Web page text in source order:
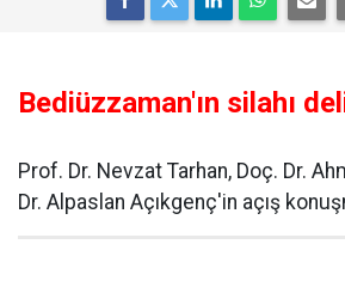
Bediüzzaman'ın silahı
Prof. Dr. Nevzat Tarhan, Doç. Dr.
Dr. Alpaslan Açıkgenç'in açış